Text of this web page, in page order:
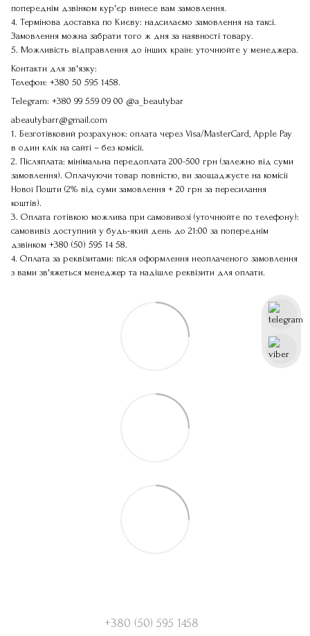
попереднім дзвінком кур'єр винесе вам замовлення.
4. Термінова доставка по Києву: надсилаємо замовлення на таксі.
Замовлення можна забрати того ж дня за наявності товару.
5. Можливість відправлення до інших країн: уточнюйте у менеджера.
Контакти для зв'язку:
Телефон: +380 50 595 1458.
Telegram: +380 99 559 09 00 @a_beautybar
abeautybarr@gmail.com
1. Безготівковий розрахунок: оплата через Visa/MasterCard, Apple Pay
в один клік на сайті – без комісії.
2. Післяплата: мінімальна передоплата 200-500 грн (залежно від суми
замовлення). Оплачуючи товар повністю, ви заощаджуєте на комісії
Нової Пошти (2% від суми замовлення + 20 грн за пересилання
коштів).
3. Оплата готівкою можлива при самовивозі (уточнюйте по телефону):
самовивіз доступний у будь-який день до 21:00 за попереднім
дзвінком +380 (50) 595 14 58.
4. Оплата за реквізитами: після оформлення неоплаченого замовлення
з вами зв'яжеться менеджер та надішле реквізити для оплати.
+380 (50) 595 1458